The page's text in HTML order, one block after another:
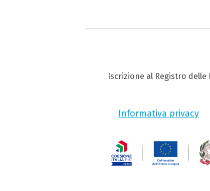
Iscrizione al Registro delle
Informativa privacy